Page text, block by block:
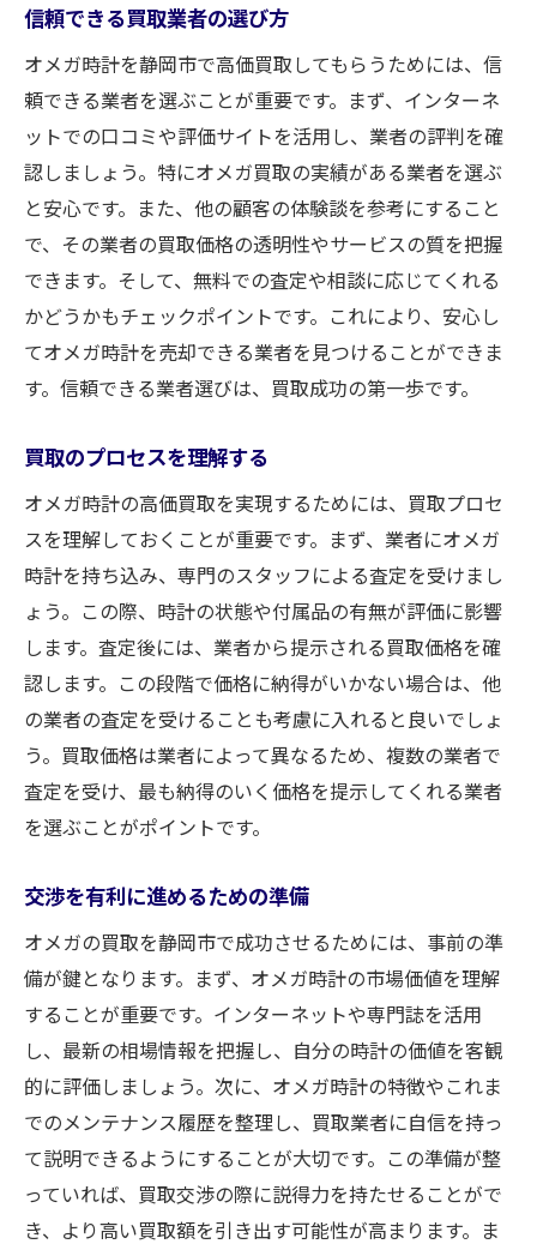
信頼できる買取業者の選び方
オメガ時計を静岡市で高価買取してもらうためには、信
頼できる業者を選ぶことが重要です。まず、インターネ
ットでの口コミや評価サイトを活用し、業者の評判を確
認しましょう。特にオメガ買取の実績がある業者を選ぶ
と安心です。また、他の顧客の体験談を参考にすること
で、その業者の買取価格の透明性やサービスの質を把握
できます。そして、無料での査定や相談に応じてくれる
かどうかもチェックポイントです。これにより、安心し
てオメガ時計を売却できる業者を見つけることができま
す。信頼できる業者選びは、買取成功の第一歩です。
買取のプロセスを理解する
オメガ時計の高価買取を実現するためには、買取プロセ
スを理解しておくことが重要です。まず、業者にオメガ
時計を持ち込み、専門のスタッフによる査定を受けまし
ょう。この際、時計の状態や付属品の有無が評価に影響
します。査定後には、業者から提示される買取価格を確
認します。この段階で価格に納得がいかない場合は、他
の業者の査定を受けることも考慮に入れると良いでしょ
う。買取価格は業者によって異なるため、複数の業者で
査定を受け、最も納得のいく価格を提示してくれる業者
を選ぶことがポイントです。
交渉を有利に進めるための準備
オメガの買取を静岡市で成功させるためには、事前の準
備が鍵となります。まず、オメガ時計の市場価値を理解
することが重要です。インターネットや専門誌を活用
し、最新の相場情報を把握し、自分の時計の価値を客観
的に評価しましょう。次に、オメガ時計の特徴やこれま
でのメンテナンス履歴を整理し、買取業者に自信を持っ
て説明できるようにすることが大切です。この準備が整
っていれば、買取交渉の際に説得力を持たせることがで
き、より高い買取額を引き出す可能性が高まります。ま